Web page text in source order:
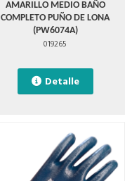
AMARILLO MEDIO BAÑO
COMPLETO PUÑO DE LONA
(PW6074A)
019265
Detalle